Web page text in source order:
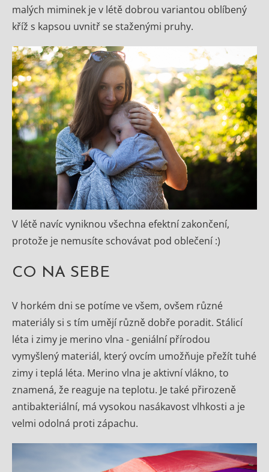
malých miminek je v létě dobrou variantou oblíbený
kříž s kapsou uvnitř se staženými pruhy.
V létě navíc vyniknou všechna efektní zakončení,
protože je nemusíte schovávat pod oblečení :)
CO NA SEBE
V horkém dni se potíme ve všem, ovšem různé
materiály si s tím umějí různě dobře poradit. Stálicí
léta i zimy je merino vlna - geniální přírodou
vymyšlený materiál, který ovcím umožňuje přežít tuhé
zimy i teplá léta. Merino vlna je aktivní vlákno, to
znamená, že reaguje na teplotu. Je také přirozeně
antibakteriální, má vysokou nasákavost vlhkosti a je
velmi odolná proti zápachu.